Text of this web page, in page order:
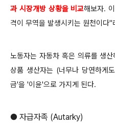
과 시장개방 상황을 비교해보자.
격이 무역을 발생시키는 원천이다
노동자는 자동차 혹은 의류를 생
상품 생산자는 (너무나 당연하게
금'을 '이윤'으로 가지게 된다.
● 자급자족 (Autarky)